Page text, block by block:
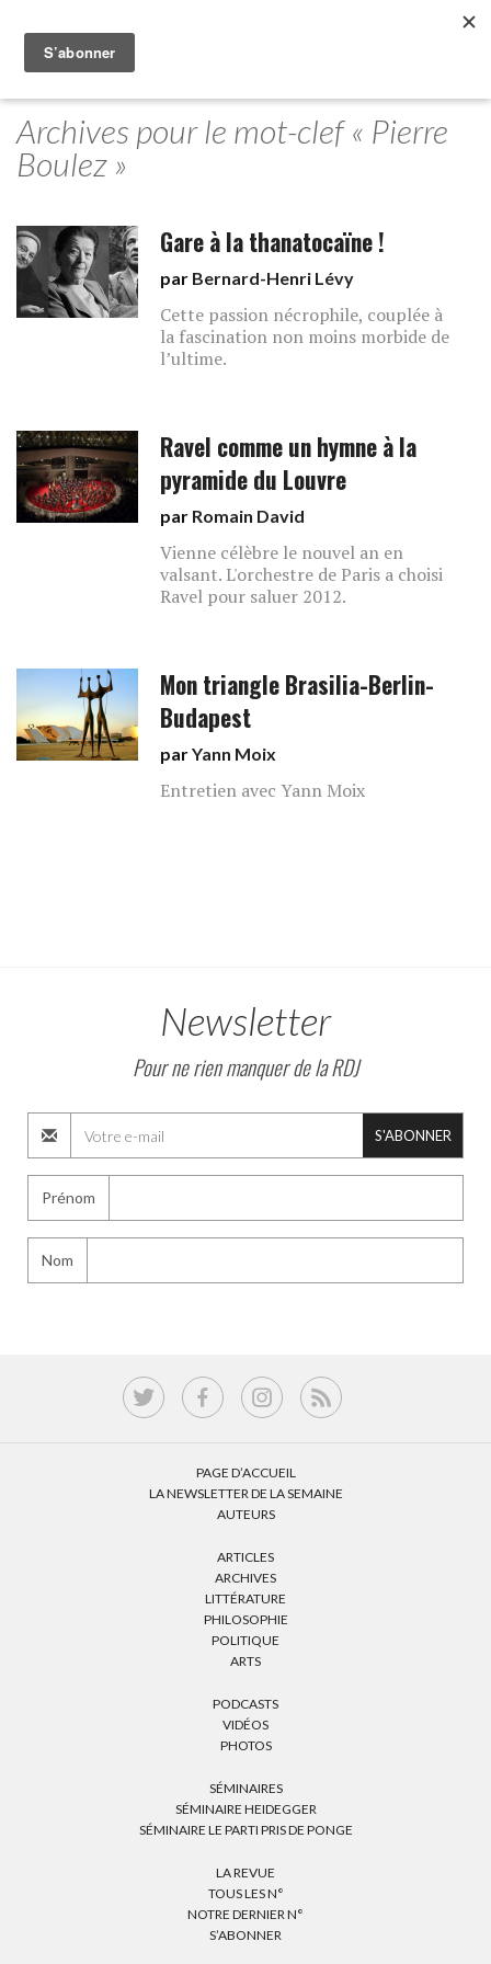
Archives pour le mot-clef « Pierre
Boulez »
Gare à la thanatocaïne !
par Bernard-Henri Lévy
Cette passion nécrophile, couplée à
la fascination non moins morbide de
l’ultime.
Ravel comme un hymne à la
pyramide du Louvre
par Romain David
Vienne célèbre le nouvel an en
valsant. L'orchestre de Paris a choisi
Ravel pour saluer 2012.
Mon triangle Brasilia-Berlin-
Budapest
parYann Moix
Entretien avec Yann Moix
Newsletter
Pour ne rien manquer de la RDJ
S'ABONNER
Prénom
Nom
PAGE D’ACCUEIL
LA NEWSLETTER DE LA SEMAINE
AUTEURS
ARTICLES
ARCHIVES
LITTÉRATURE
PHILOSOPHIE
POLITIQUE
ARTS
PODCASTS
VIDÉOS
PHOTOS
SÉMINAIRES
SÉMINAIRE HEIDEGGER
SÉMINAIRE LE PARTI PRIS DE PONGE
LA REVUE
TOUS LES N°
NOTRE DERNIER N°
S’ABONNER